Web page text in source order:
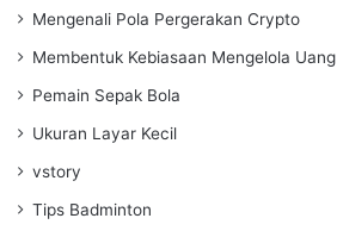
Mengenali Pola Pergerakan Crypto
Membentuk Kebiasaan Mengelola Uang
Pemain Sepak Bola
Ukuran Layar Kecil
vstory
Tips Badminton